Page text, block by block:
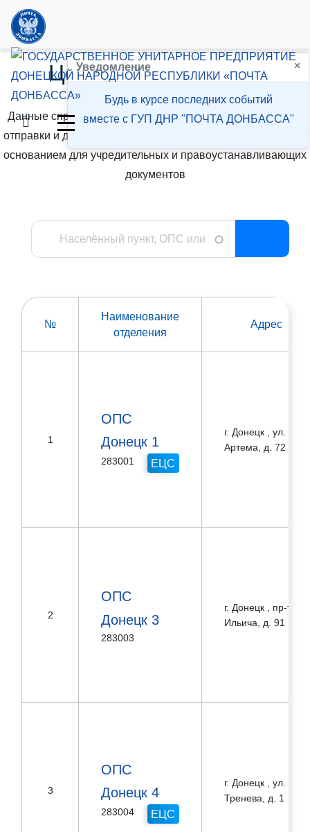
Центры и отделения
Данные справочника предназначены исключительно для
отправки и доставки почтовых отправлений и не являются
основанием для учредительных и правоустанавливающих
документов
№
Наименование
отделения
Адрес
1
ОПС
Донецк 1
ЕЦС
283001
г. Донецк , ул.
Артема, д. 72
2
ОПС
Донецк 3
283003
г. Донецк , пр-т
Ильича, д. 91
3
ОПС
Донецк 4
ЕЦС
283004
г. Донецк , ул.
Тренева, д. 1
Уведомление ×
Будь в курсе последних событий
вместе с ГУП ДНР "ПОЧТА ДОНБАССА"